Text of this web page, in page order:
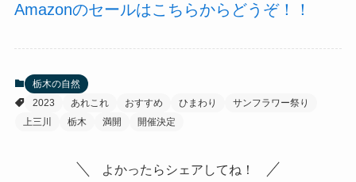
Amazonのセールはこちらからどうぞ！！
栃木の自然
2023
あれこれ おすすめ ひまわり
サンフラワー祭り
上三川
栃木 満開 開催決定
よかったらシェアしてね！